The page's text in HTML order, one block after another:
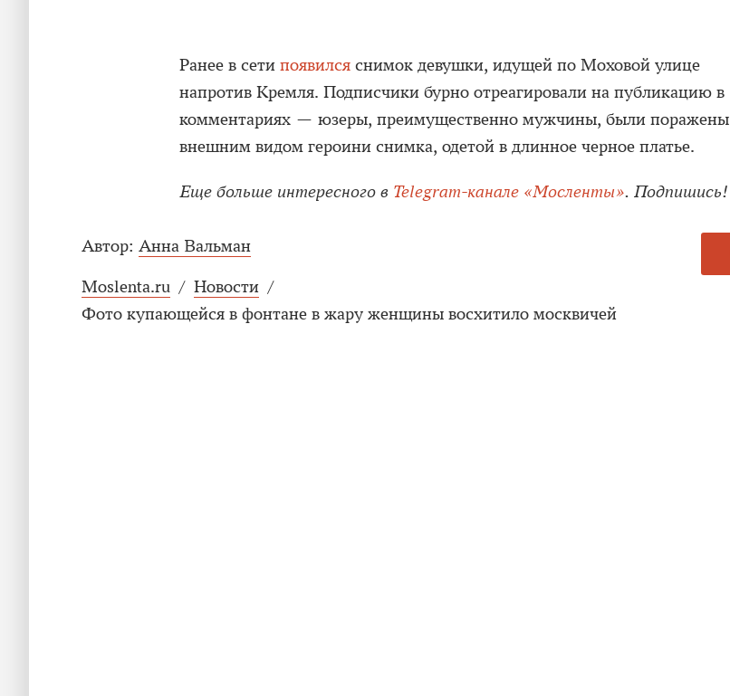
Ранее в сети появился снимок девушки, идущей по Моховой улице
напротив Кремля. Подписчики бурно отреагировали на публикацию в
комментариях — юзеры, преимущественно мужчины, были поражены
внешним видом героини снимка, одетой в длинное черное платье.
Еще больше интересного в Telegram-канале «Мосленты». Подпишись!
Автор: Анна Вальман
Moslenta.ru / Новости /
Фото купающейся в фонтане в жару женщины восхитило москвичей